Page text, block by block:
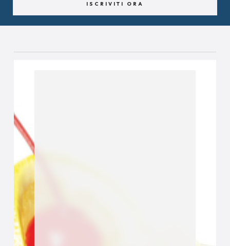
ISCRIVITI ORA